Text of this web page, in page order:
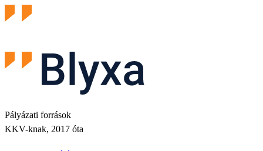
Pályázati források
KKV-knak, 2017 óta